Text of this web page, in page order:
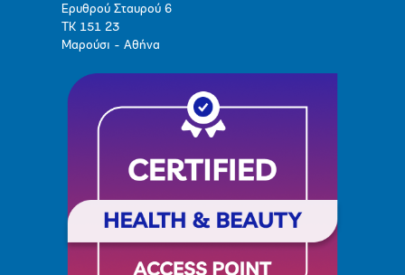
Ερυθρού Σταυρού 6
ΤΚ 151 23
Μαρούσι - Αθήνα